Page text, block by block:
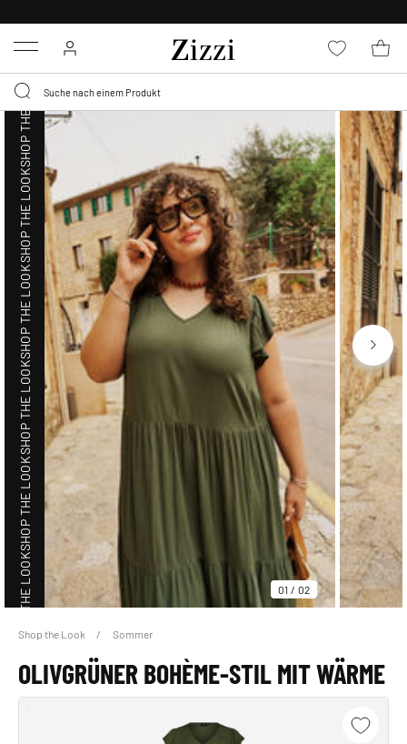
Menu
01 / 02
SHOP THE LOOK
SHOP THE LOOK
SHOP THE LOOK
SHOP THE LOOK
SHOP THE LOOK
SHOP THE LOOK
SHOP THE LOOK
SHOP THE LOOK
Shop the Look Sommer
OLIVGRÜNER BOHÈME-STIL MIT WÄRME